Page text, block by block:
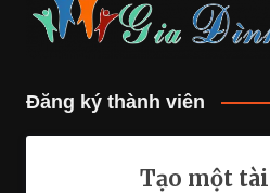
Đăng ký thành viên
Tạo một